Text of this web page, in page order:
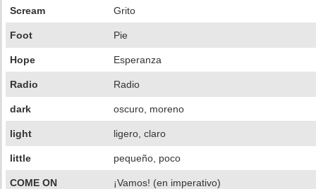
Scream Grito
Foot Pie
Hope Esperanza
Radio Radio
dark oscuro, moreno
light ligero, claro
little pequeño, poco
COME ON ¡Vamos! (en imperativo)